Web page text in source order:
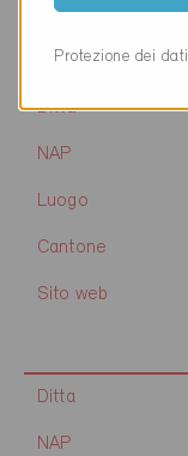
Ditta
NAP
Luogo
Cantone
Sito web
Ditta
NAP
Protezione dei dati